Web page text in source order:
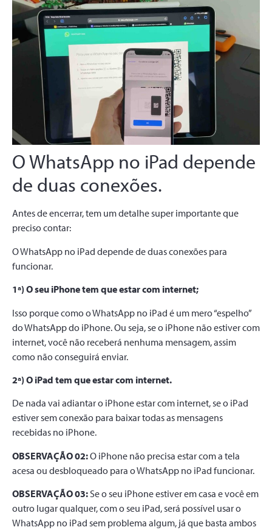
O WhatsApp no iPad depende
de duas conexões.
Antes de encerrar, tem um detalhe super importante que
preciso contar:
O WhatsApp no iPad depende de duas conexões para
funcionar.
1ª) O seu iPhone tem que estar com internet;
Isso porque como o WhatsApp no iPad é um mero “espelho”
do WhatsApp do iPhone. Ou seja, se o iPhone não estiver com
internet, você não receberá nenhuma mensagem, assim
como não conseguirá enviar.
2ª) O iPad tem que estar com internet.
De nada vai adiantar o iPhone estar com internet, se o iPad
estiver sem conexão para baixar todas as mensagens
recebidas no iPhone.
OBSERVAÇÃO 02:O iPhone não precisa estar com a tela
acesa ou desbloqueado para o WhatsApp no iPad funcionar.
OBSERVAÇÃO 03:Se o seu iPhone estiver em casa e você em
outro lugar qualquer, com o seu iPad, será possível usar o
WhatsApp no iPad sem problema algum, já que basta ambos